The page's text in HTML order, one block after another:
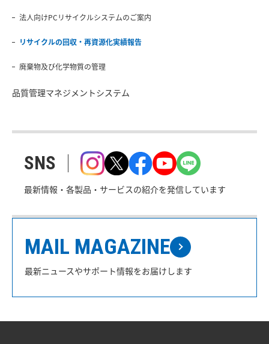
法人向けPCリサイクルシステムのご案内
リサイクルの回収・再資源化実績報告
廃棄物及び化学物質の管理
品質管理マネジメントシステム
SNS
最新情報・各製品・サービスの紹介を発信しています
MAIL MAGAZINE
最新ニュースやサポート情報をお届けします